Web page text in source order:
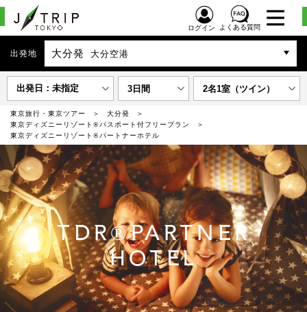
ログイン よくある質問
出発地 大分発 大分空港
出発日：未指定 3日間 2名1室（ツイン）
東京旅行・東京ツアー
大分発
東京ディズニーリゾート®パスポート付フリープラン
東京ディズニーリゾート®パートナーホテル
TDR®PARTNER
HOTEL